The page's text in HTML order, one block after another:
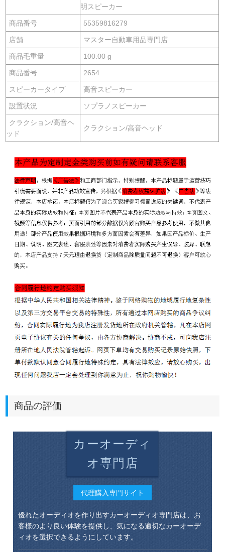
明スピーカー
商品番号 55359816279
店舗 マスター自動車用品専門店
商品毛重量 100.00 g
商品番号 2654
スピーカータイプ 高音スピーカー
設置状況 ソプラノスピーカー
クラクション/高音ヘ
ッド
クラクション/高音ヘッド
商品の評価
カーオーディ
オ専門店
代理購入専門サイト
優れたオーディオを作り出すカーオーディオ専門店は、お
客様のより良い体験を提供し、気になる適切なカーオーデ
ィオを選択できるようにしています。